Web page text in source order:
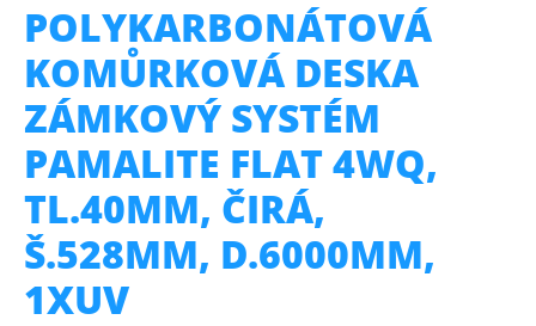
POLYKARBONÁTOVÁ
KOMŮRKOVÁ DESKA
ZÁMKOVÝ SYSTÉM
PAMALITE FLAT 4WQ,
TL.40MM, ČIRÁ,
Š.528MM, D.6000MM,
1XUV